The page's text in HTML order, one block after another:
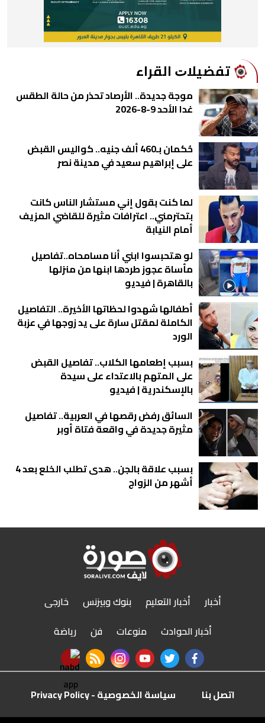
ﺗﻔﻀﻴﻼﺕ اﻟﻘﺮاء
موجة جديدة.. الأرصاد تحذر من حالة الطقس
غدا الأحد 9-8-2026
حُكمان بـ460 ألف جنيه.. كواليس القبض
على إبراهيم سعيد في مدينة نصر
لما كنت بقول إني مستشار الناس كانت
بتحترمني.. اعترافات مثيرة للقاضي المزيف
أمام النيابة
لو هتحبسوا ابني أنا مسامحاه..تفاصيل
مأساة عجوز طردها ابنها من منزلها
بالقاهرة | فيديو
أطفالها شهدوا لحظاتها الأخيرة.. التفاصيل
الكاملة لمقتل سارة على يد زوجها في عزبة
الورد
بسبب إطعامها الكلاب.. تفاصيل القبض
على المتهم بالاعتداء على سيدة
بالإسكندرية | فيديو
السائق رفض رقصها في العربية.. تفاصيل
مثيرة جديدة في واقعة فتاة أوبر
بسبب علاقة بالجن.. هدى تطلب الخلع بعد 4
أشهر من الزواج
أخبار أخبار التعليم بنوك وبيزنس
خارجى
أخبار الحوادث
منوعات فن
رياضة
facebook
twitter
youtube
instagram
rss feed
nabd app
اتصل بنا
سياسة الخصوصية - Privacy Policy